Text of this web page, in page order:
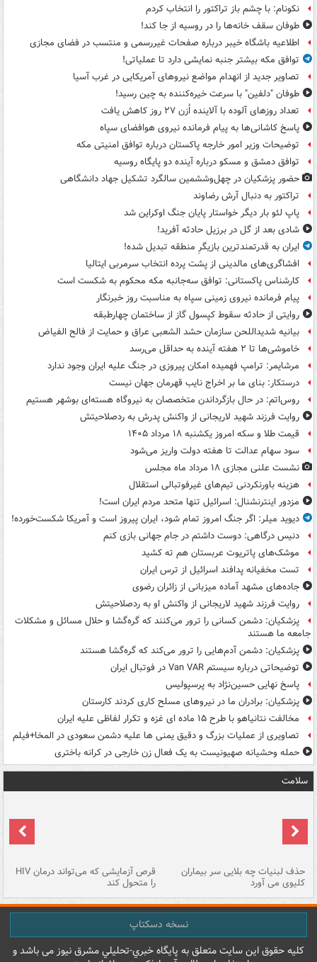
نکونام: با چشم باز تراکتور را انتخاب کردم
طوفان سقف خانه‌ها را در روسیه از جا ‌کند!
اطلاعیه باشگاه خیبر درباره صفحات غیررسمی و منتسب در فضای مجازی
توافق مکه بیشتر جنبه نمایشی دارد تا عملیاتی!
تصاویر جدید از انهدام مواضع نیروهای آمریکایی در غرب آسیا
طوفان "دلفین" با سرعت خیره‌کننده به چین رسید!
تعداد روزهای آلوده با آلاینده اُزن ۲۷ روز کاهش یافت
پاسخ کاشانی‌ها به پیام فرمانده نیروی هوافضای سپاه
توضیحات وزیر امور خارجه پاکستان درباره توافق امنیتی مکه
توافق دمشق و مسکو درباره آینده دو پایگاه روسیه
حضور پزشکیان در چهل‌وششمین سالگرد تشکیل جهاد دانشگاهی
تراکتور به دنبال آرش رضاوند
پاپ لئو بار دیگر خواستار پایان جنگ اوکراین شد
شادی بعد از گل در برزیل حادثه آفرید!
ایران به قدرتمندترین بازیگرِ منطقه تبدیل شده!
افشاگری‌های مالدینی از پشت پرده انتخاب سرمربی ایتالیا
کارشناس پاکستانی: توافق سه‌جانبه مکه محکوم به شکست است
پیام فرمانده نیروی زمینی سپاه به مناسبت روز خبرنگار
روایتی از حادثه سقوط کپسول گاز از ساختمان چهارطبقه
بیانیه شدیداللحن سازمان حشد الشعبی عراق و حمایت از فالح الفیاض
خاموشی‌ها تا ۲ هفته آینده به حداقل می‌رسد
مرشایمر: ترامپ فهمیده امکان پیروزی در جنگ علیه ایران وجود ندارد
درستکار: بنای ما بر اخراج نایب قهرمان جهان نیست
روس‌اتم: در حال بازگرداندن متخصصان به نیروگاه هسته‌ای بوشهر هستیم
روایت فرزند شهید لاریجانی از واکنش پدرش به ردصلاحیتش
قیمت طلا و سکه امروز یکشنبه ۱۸ مرداد ۱۴۰۵
سود سهام عدالت تا هفته دولت واریز می‌شود
نشست علنی مجازی ۱۸ مرداد ماه مجلس
هزینه باورنکردنی تیم‌های غیرفوتبالی استقلال
مزدور اینترنشنال: اسرائیل تنها متحد مردم ایران است!
دیوید میلر: اگر جنگ امروز تمام شود، ایران پیروز است و آمریکا شکست‌خورده!
دنیس درگاهی: دوست داشتم در جام جهانی بازی کنم
موشک‌های پاتریوت عربستان هم ته‌ کشید
تست مخفیانه پدافند اسرائیل از ترس ایران
جاده‌های مشهد آماده میزبانی از زائران رضوی
روایت فرزند شهید لاریجانی از واکنش او به ردصلاحیتش
پزشکیان: دشمن کسانی را ترور می‌کنند که گره‌گشا و حلال مسائل و مشکلات
جامعه ما هستند
پزشکیان: دشمن آدم‌هایی را ترور می‌کند که گره‌گشا هستند
توضیحاتی درباره سیستم Van VAR در فوتبال ایران
پاسخ نهایی حسین‌نژاد به پرسپولیس
پزشکیان: برادران ما در نیروهای مسلح کاری کردند کارستان
مخالفت نتانیاهو با طرح ۱۵ ماده ای غزه و تکرار لفاظی علیه ایران
تصاویری از عملیات بزرگ و دقیق یمنی ها علیه دشمن سعودی در المخا+فیلم
حمله وحشیانه صهیونیست به یک فعال زن خارجی در کرانه باختری
سلامت
حذف لبنیات چه بلایی سر بیماران
کلیوی می آورد
قرص آزمایشی که می‌تواند درمان HIV
را متحول کند
نسخه دسکتاپ
کليه حقوق اين سايت متعلق به پایگاه خبري-تحليلي مشرق نيوز می باشد و